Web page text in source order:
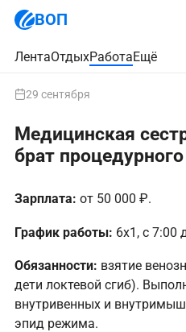
ВОП
ЛентаОтдыхРаботаЕщё
29 сентября
Медицинская
брат
Зарплата: от 50 000 ₽.
График работы: 6х1, с 7:00
Обязанности: взятие
дети локтевой сгиб).
внутривенных и
эпид режима.